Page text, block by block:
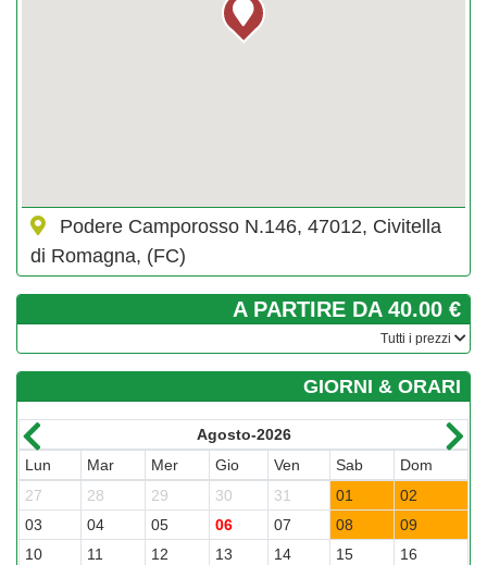
Podere Camporosso N.146, 47012, Civitella
di Romagna, (FC)
A PARTIRE DA 40.00 €
­Tutti i prezzi
GIORNI & ORARI
Agosto-2026
Lun
Mar Mer Gio Ven Sab
Dom
27
28 29 30 31 01
02
03
04 05 06 07 08
09
10
11 12 13 14 15
16